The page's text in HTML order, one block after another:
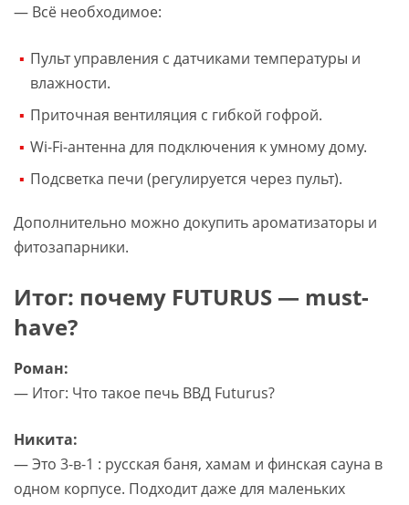
— Всё необходимое:
Пульт управления с датчиками температуры и
влажности.
Приточная вентиляция с гибкой гофрой.
Wi-Fi-антенна для подключения к умному дому.
Подсветка печи (регулируется через пульт).
Дополнительно можно докупить ароматизаторы и
фитозапарники.
Итог: почему FUTURUS — must-
have?
Роман:
— Итог: Что такое печь ВВД Futurus?
Никита:
— Это 3-в-1 : русская баня, хамам и финская сауна в
одном корпусе. Подходит даже для маленьких